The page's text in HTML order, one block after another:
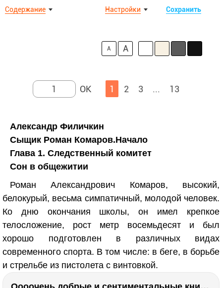
Содержание Сохранить
Настройки
A A
1 2 3 ... 13
Александр Филичкин
Сыщик Роман Комаров.Начало
Глава 1. Следственный комитет
Сон в общежитии
Роман Александрович Комаров, высокий,
белокурый, весьма симпатичный, молодой человек.
Ко дню окончания школы, он имел крепкое
телосложение, рост метр восемьдесят и был
хорошо подготовлен в различных видах
современного спорта. В том числе: в беге, в борьбе
и стрельбе из пистолета с винтовкой.